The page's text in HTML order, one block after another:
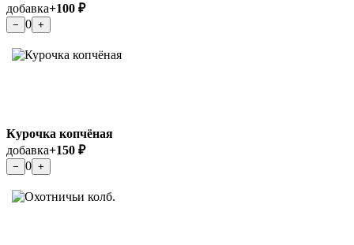
добавка+100 ₽
− 0 +
Курочка копчёная
добавка+150 ₽
− 0 +